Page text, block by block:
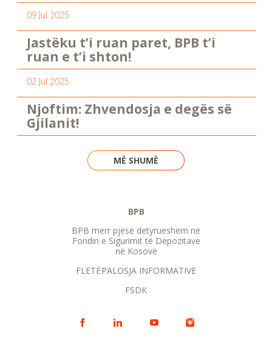
09 Jul 2025
Jastëku t’i ruan paret, BPB t’i
ruan e t’i shton!
02 Jul 2025
Njoftim: Zhvendosja e degës së
Gjilanit!
MË SHUMË
BPB
BPB merr pjesë detyrueshëm në
Fondin e Sigurimit të Depozitave
në Kosovë
FLETËPALOSJA INFORMATIVE
FSDK